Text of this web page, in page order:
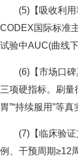
(5)【吸收利
CODEX国际标准
试验中AUC(曲线
(6)【市场口
三项硬指标。刷量
胃”“持续服用”等
(7)【临床验
例、干预周期≥12